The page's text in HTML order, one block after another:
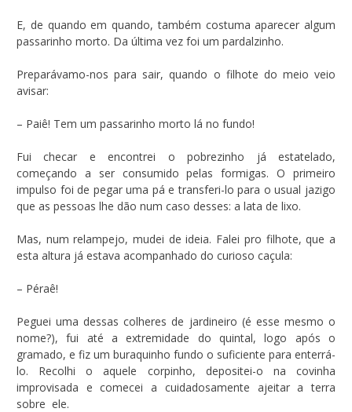
E, de quando em quando, também costuma aparecer algum
passarinho morto. Da última vez foi um pardalzinho.
Preparávamo-nos para sair, quando o filhote do meio veio
avisar:
– Paiê! Tem um passarinho morto lá no fundo!
Fui checar e encontrei o pobrezinho já estatelado,
começando a ser consumido pelas formigas. O primeiro
impulso foi de pegar uma pá e transferi-lo para o usual jazigo
que as pessoas lhe dão num caso desses: a lata de lixo.
Mas, num relampejo, mudei de ideia. Falei pro filhote, que a
esta altura já estava acompanhado do curioso caçula:
– Péraê!
Peguei uma dessas colheres de jardineiro (é esse mesmo o
nome?), fui até a extremidade do quintal, logo após o
gramado, e fiz um buraquinho fundo o suficiente para enterrá-
lo. Recolhi o aquele corpinho, depositei-o na covinha
improvisada e comecei a cuidadosamente ajeitar a terra
sobre ele.